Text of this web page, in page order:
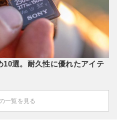
10選。耐久性に優れたアイテ
一覧を見る